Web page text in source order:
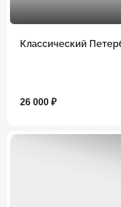
Классический
26 000 ₽